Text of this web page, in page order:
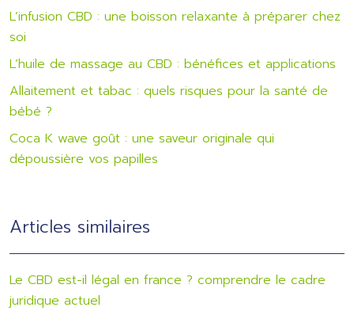
L’infusion CBD : une boisson relaxante à préparer chez
soi
L’huile de massage au CBD : bénéfices et applications
Allaitement et tabac : quels risques pour la santé de
bébé ?
Coca K wave goût : une saveur originale qui
dépoussière vos papilles
Articles similaires
Le CBD est-il légal en france ? comprendre le cadre
juridique actuel